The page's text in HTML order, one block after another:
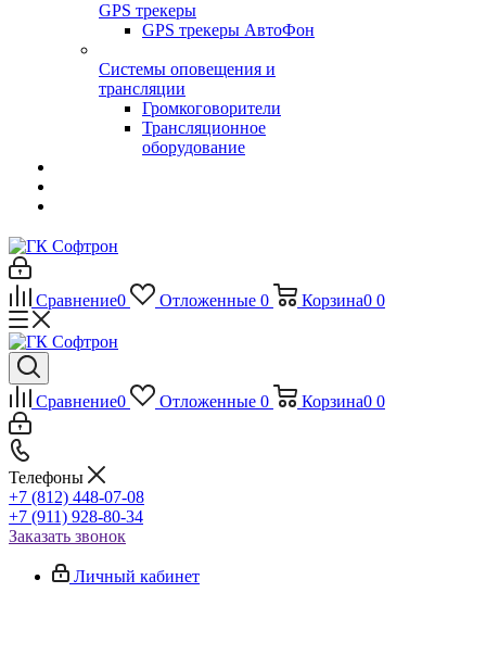
GPS трекеры
GPS трекеры АвтоФон
Системы оповещения и
трансляции
Громкоговорители
Трансляционное
оборудование
Сравнение0 Отложенные 0 Корзина0 0
Сравнение0 Отложенные 0 Корзина0 0
Телефоны
+7 (812) 448-07-08
+7 (911) 928-80-34
Заказать звонок
Личный кабинет